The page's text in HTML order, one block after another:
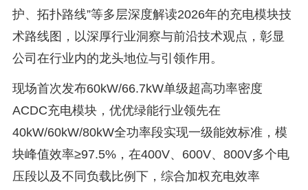
护、拓扑路线”等多层深度解读2026年的充电模块技
术路线图，以深厚行业洞察与前沿技术观点，彰显
公司在行业内的龙头地位与引领作用。
现场首次发布60kW/66.7kW单级超高功率密度
ACDC充电模块，优优绿能行业领先在
40kW/60kW/80kW全功率段实现一级能效标准，模
块峰值效率≥97.5%，在400V、600V、800V多个电
压段以及不同负载比例下，综合加权充电效率